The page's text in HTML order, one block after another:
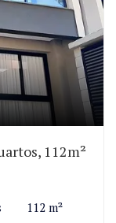
112m²
112 m²